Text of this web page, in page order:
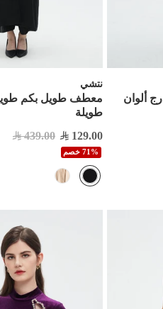
ألوان
نتشي
معطف طويل بكم
طويلة
129.00
439.00
71% خصم